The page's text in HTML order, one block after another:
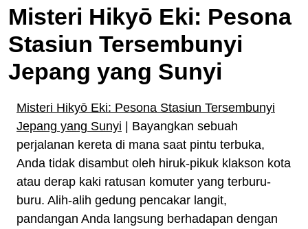
Misteri Hikyō Eki: Pesona
Stasiun Tersembunyi
Jepang yang Sunyi
Misteri Hikyō Eki: Pesona Stasiun Tersembunyi
Jepang yang Sunyi | Bayangkan sebuah
perjalanan kereta di mana saat pintu terbuka,
Anda tidak disambut oleh hiruk-pikuk klakson kota
atau derap kaki ratusan komuter yang terburu-
buru. Alih-alih gedung pencakar langit,
pandangan Anda langsung berhadapan dengan